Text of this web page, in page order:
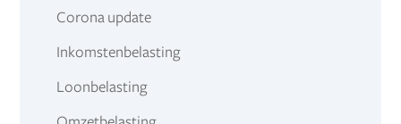
Corona update
Inkomstenbelasting
Loonbelasting